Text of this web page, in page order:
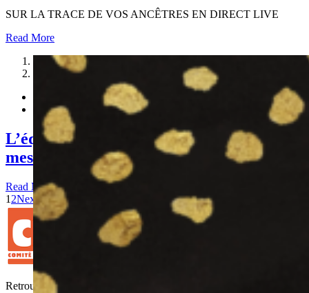
SUR LA TRACE DE VOS ANCÊTRES EN DIRECT LIVE
Read More
L’équipe du CM98 vous adresse des
messages pour la nouvelle année 2021
Read More
1 2Next
Retrouver, Comprendre, Honorer